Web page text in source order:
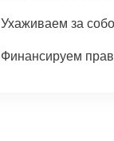
Ухаживаем за
Финансируем